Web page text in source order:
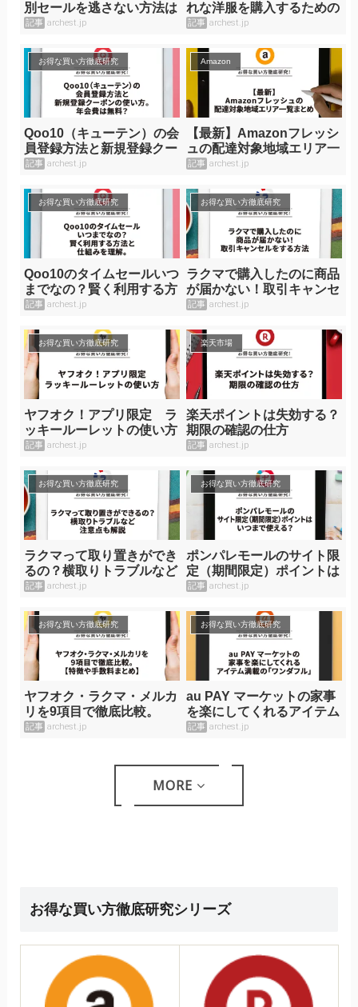
別セールを逃さない方法は
コレ！
記事 archest.jp
れな洋服を購入するための
コツ
記事 archest.jp
お得な買い方徹底研究
Qoo10（キューテン）の会
員登録方法と新規登録クー
ポンの使い方。年会費は無
記事 archest.jp
Amazon
【最新】Amazonフレッシ
ュの配達対象地域エリア一
覧まとめ
記事 archest.jp
お得な買い方徹底研究
Qoo10のタイムセールいつ
までなの？賢く利用する方
法と仕組みを理解。
記事 archest.jp
お得な買い方徹底研究
ラクマで購入したのに商品
が届かない！取引キャンセ
ルをする方法
記事 archest.jp
お得な買い方徹底研究
ヤフオク！アプリ限定 ラ
ッキールーレットの使い方
記事 archest.jp
楽天市場
楽天ポイントは失効する？
期限の確認の仕方
記事 archest.jp
お得な買い方徹底研究
ラクマって取り置きができ
るの？横取りトラブルなど
注意点も解説
記事 archest.jp
お得な買い方徹底研究
ポンパレモールのサイト限
定（期間限定）ポイントは
いつまで使える？
記事 archest.jp
お得な買い方徹底研究
ヤフオク・ラクマ・メルカ
リを9項目で徹底比較。
【特徴や手数料まとめ】
記事 archest.jp
お得な買い方徹底研究
au PAY マーケットの家事
を楽にしてくれるアイテム
満載の「ワンダフル」
記事 archest.jp
MORE
お得な買い方徹底研究シリーズ